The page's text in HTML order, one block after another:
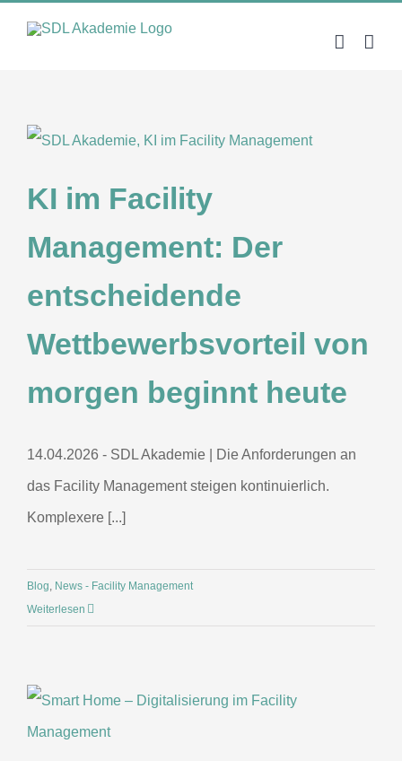
KI im Facility
Management: Der
entscheidende
Wettbewerbsvorteil von
morgen beginnt heute
14.04.2026 - SDL Akademie | Die Anforderungen an
das Facility Management steigen kontinuierlich.
Komplexere [...]
Blog, News - Facility Management
Weiterlesen